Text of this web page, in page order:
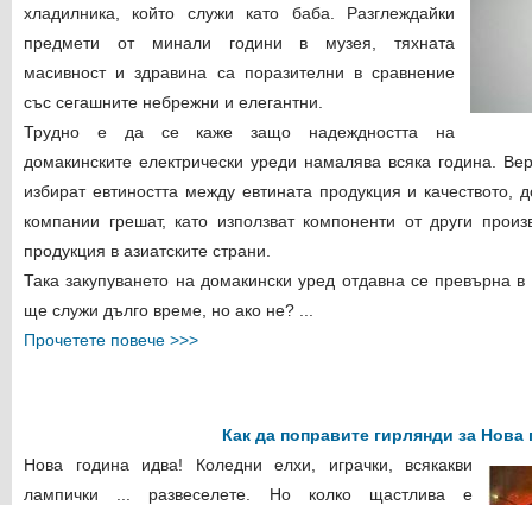
хладилника, който служи като баба. Разглеждайки
предмети от минали години в музея, тяхната
масивност и здравина са поразителни в сравнение
със сегашните небрежни и елегантни.
Трудно е да се каже защо надеждността на
домакинските електрически уреди намалява всяка година.
избират евтиността между евтината продукция и качеството,
компании грешат, като използват компоненти от други
продукция в азиатските страни.
Така закупуването на домакински уред отдавна се превърна в
ще служи дълго време, но ако не? ...
Прочетете повече >>>
Как да поправите гирлянди за Нова
Нова година идва! Коледни елхи, играчки, всякакви
лампички ... развеселете. Но колко щастлива е